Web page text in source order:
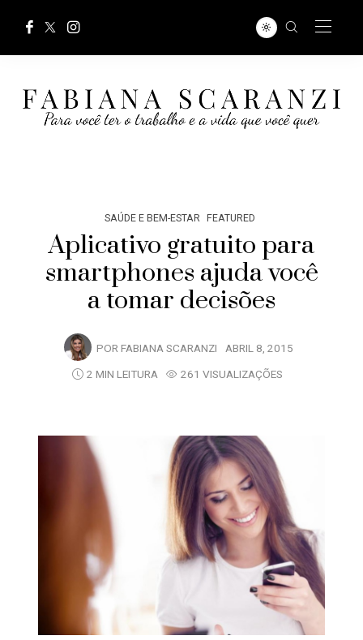
SAÚDE E BEM-ESTAR FEATURED
Aplicativo gratuito para
smartphones ajuda você
a tomar decisões
POR FABIANA SCARANZI ABRIL 8, 2015
2 MIN LEITURA
261 VISUALIZAÇÕES